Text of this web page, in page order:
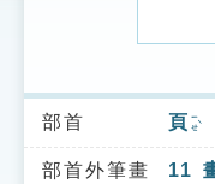
索引選單
知識索引
部首 頁 ㄧㄝˋ
部首外筆畫 11